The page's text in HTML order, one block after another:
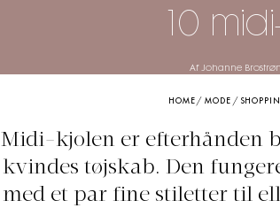
10
Af Johanne
HOME /MODE /
Midi-kjolen er efterhånden
kvindes tøjskab. Den
med et par fine stiletter til